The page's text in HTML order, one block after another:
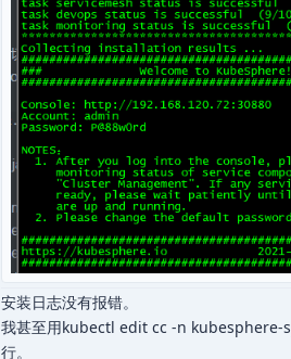
安装日志没有报错。
我甚至用kubectl edit cc -n kubesphere-
行。